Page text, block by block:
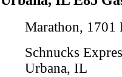
Marathon, 1701
Schnucks
Urbana, IL